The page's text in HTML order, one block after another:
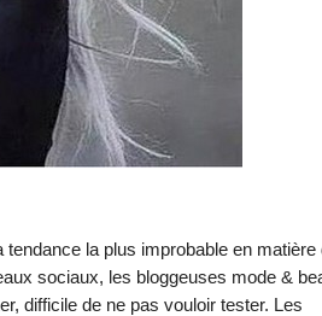
la plus improbable en matière
sociaux, les bloggeuses mode &
difficile de ne pas vouloir tester. Les